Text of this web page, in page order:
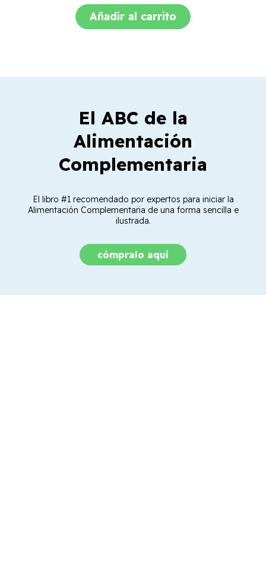
Añadir al carrito
El ABC de la
Alimentación
Complementaria
El libro #1 recomendado por expertos para iniciar la
Alimentación Complementaria de una forma sencilla e
ilustrada.
cómpralo aquí